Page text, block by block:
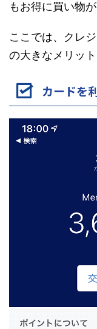
もお得に買い物
ここでは、クレ
の大きなメリット
カードを